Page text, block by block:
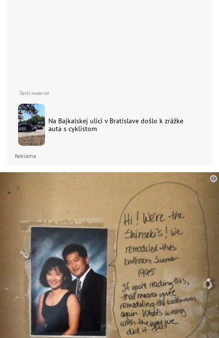
Na Bajkalskej ulici v Bratislave došlo k zrážke
auta s cyklistom
Reklama